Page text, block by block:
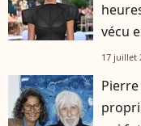
vécu
17 juillet